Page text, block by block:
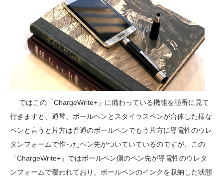
ではこの「ChargeWrite+」に備わっている機能を順番に見て
行きますと、通常、ボールペンとスタイラスペンが合体した様な
ペンと言うと片方は普通のボールペンでもう片方に導電性のウレ
タンフォームで作ったペン先がついていているのですが、この
「ChargeWrite+」ではボールペン側のペン先が導電性のウレタ
ンフォームで覆われており、ボールペンのインクを収納した状態